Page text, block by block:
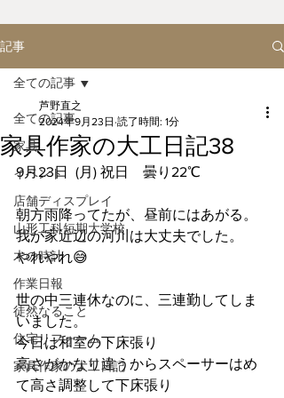
記事
全ての記事
家具
イベント
店舗ディスプレイ
山形工科短期大学校
木の時計
作業日報
徒然なること
住宅リフォーム
家具作家の大工日記
全ての記事
家具作家の大工日記38
芦野直之
2024年9月23日 読了時間: 1分
9月23日  (月) 祝日    曇り22℃
朝方雨降ってたが、昼前にはあがる。
我が家近辺の河川は大丈夫でした。
やれやれ😅
世の中三連休なのに、三連勤してしま
いました。
今日は和室の下床張り
高さがかなり違うからスペーサーはめ
て高さ調整して下床張り